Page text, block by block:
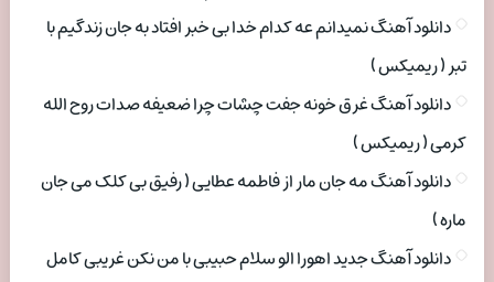
دانلود آهنگ نمیدانم عه کدام خدا بی خبر افتاد به جان زندگیم با
تبر ( ریمیکس )
دانلود آهنگ غرق خونه جفت چشات چرا ضعیفه صدات روح الله
کرمی ( ریمیکس )
دانلود آهنگ مه جان مار از فاطمه عطایی ( رفیق بی کلک می جان
ماره )
دانلود آهنگ جدید اهورا الو سلام حبیبی با من نکن غریبی کامل